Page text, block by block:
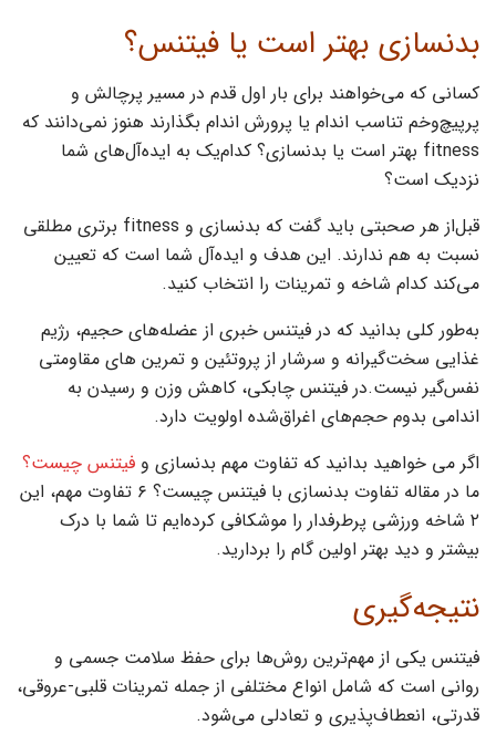
بدنسازی بهتر است یا فیتنس؟
کسانی که می‌خواهند برای بار اول قدم در مسیر پرچالش و
پرپیچ‌وخم تناسب اندام یا پرورش اندام بگذارند هنوز نمی‌دانند که
fitness بهتر است یا بدنسازی؟ کدام‌یک به ایده‌آل‌های شما
نزدیک است؟
قبل‌از هر صحبتی باید گفت که بدنسازی و fitness برتری مطلقی
نسبت به هم ندارند‌. این هدف و ایده‌آل شما است که تعیین
می‌کند کدام شاخه و تمرینات را انتخاب کنید.
به‌طور کلی بدانید که در فیتنس خبری از عضله‌های حجیم، رژیم
غذایی سخت‌گیرانه و سرشار از پروتئین و تمرین های مقاومتی
نفس‌گیر نیست.در فیتنس چابکی، کاهش وزن و رسیدن به
اندامی بدوم حجم‌های اغراق‌شده اولویت دارد.
اگر می خواهید بدانید که تفاوت مهم بدنسازی و فیتنس چیست؟
ما در مقاله تفاوت بدنسازی با فیتنس چیست؟ ۶ تفاوت مهم، این
۲ شاخه ورزشی پرطرفدار را موشکافی کرده‌ایم تا شما با درک
بیشتر و دید بهتر اولین گام را بردارید.
نتیجه‌گیری
فیتنس یکی از مهم‌ترین روش‌ها برای حفظ سلامت جسمی و
روانی است که شامل انواع مختلفی از جمله تمرینات قلبی-عروقی،
قدرتی، انعطاف‌پذیری و تعادلی می‌شود.